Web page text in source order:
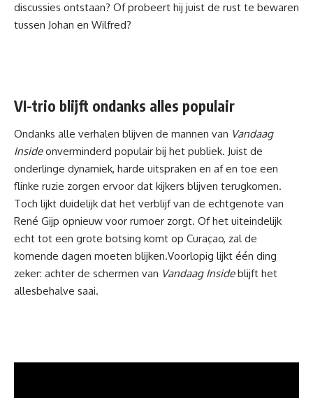
discussies ontstaan? Of probeert hij juist de rust te bewaren
tussen Johan en Wilfred?
VI-trio blijft ondanks alles populair
Ondanks alle verhalen blijven de mannen van Vandaag
Insideonverminderd populair bij het publiek. Juist de
onderlinge dynamiek, harde uitspraken en af en toe een
flinke ruzie zorgen ervoor dat kijkers blijven terugkomen.
Toch lijkt duidelijk dat het verblijf van de echtgenote van
René Gijp opnieuw voor rumoer zorgt. Of het uiteindelijk
echt tot een grote botsing komt op Curaçao, zal de
komende dagen moeten blijken.Voorlopig lijkt één ding
zeker: achter de schermen van Vandaag Insideblijft het
allesbehalve saai.